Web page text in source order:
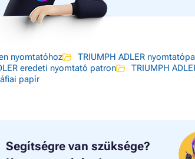
nyomtatóhoz TRIUMPH ADLER
eredeti nyomtató patron
TRIUMPH
papír
Segítségre van szüksége?